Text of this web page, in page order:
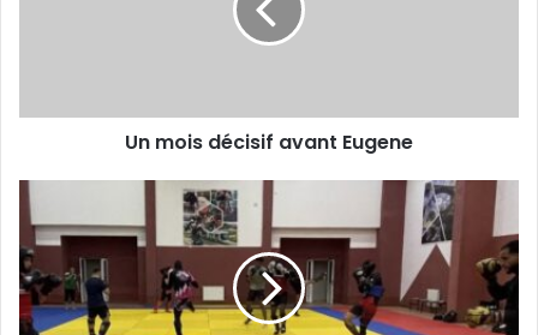
Un mois décisif avant Eugene
Stage
bénéfique
à
Constantine